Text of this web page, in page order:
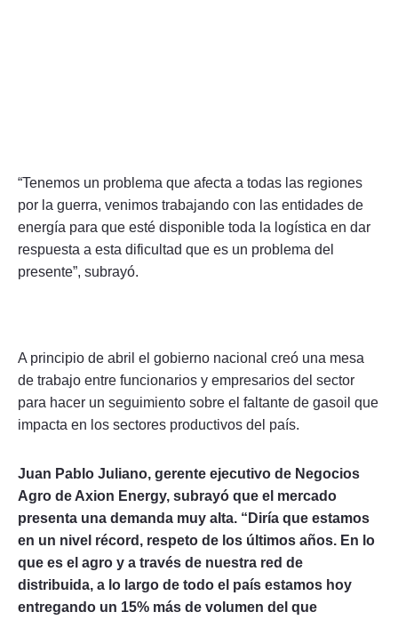
“Tenemos un problema que afecta a todas las regiones
por la guerra, venimos trabajando con las entidades de
energía para que esté disponible toda la logística en dar
respuesta a esta dificultad que es un problema del
presente”, subrayó.
A principio de abril el gobierno nacional creó una mesa
de trabajo entre funcionarios y empresarios del sector
para hacer un seguimiento sobre el faltante de gasoil que
impacta en los sectores productivos del país.
Juan Pablo Juliano, gerente ejecutivo de Negocios
Agro de Axion Energy, subrayó que el mercado
presenta una demanda muy alta. “Diría que estamos
en un nivel récord, respeto de los últimos años. En lo
que es el agro y a través de nuestra red de
distribuida, a lo largo de todo el país estamos hoy
entregando un 15% más de volumen del que